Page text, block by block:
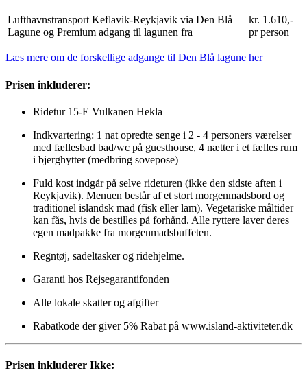
Lufthavnstransport Keflavik-Reykjavik via Den Blå
Lagune og Premium adgang til lagunen fra
kr. 1.610,-
pr person
Læs mere om de forskellige adgange til Den Blå lagune her
Prisen inkluderer:
Ridetur 15-E Vulkanen Hekla
Indkvartering: 1 nat opredte senge i 2 - 4 personers værelser
med fællesbad bad/wc på guesthouse, 4 nætter i et fælles rum
i bjerghytter (medbring sovepose)
Fuld kost indgår på selve rideturen (ikke den sidste aften i
Reykjavik). Menuen består af et stort morgenmadsbord og
traditionel islandsk mad (fisk eller lam). Vegetariske måltider
kan fås, hvis de bestilles på forhånd. Alle ryttere laver deres
egen madpakke fra morgenmadsbuffeten.
Regntøj, sadeltasker og ridehjelme.
Garanti hos Rejsegarantifonden
Alle lokale skatter og afgifter
Rabatkode der giver 5% Rabat på www.island-aktiviteter.dk
Prisen inkluderer Ikke: